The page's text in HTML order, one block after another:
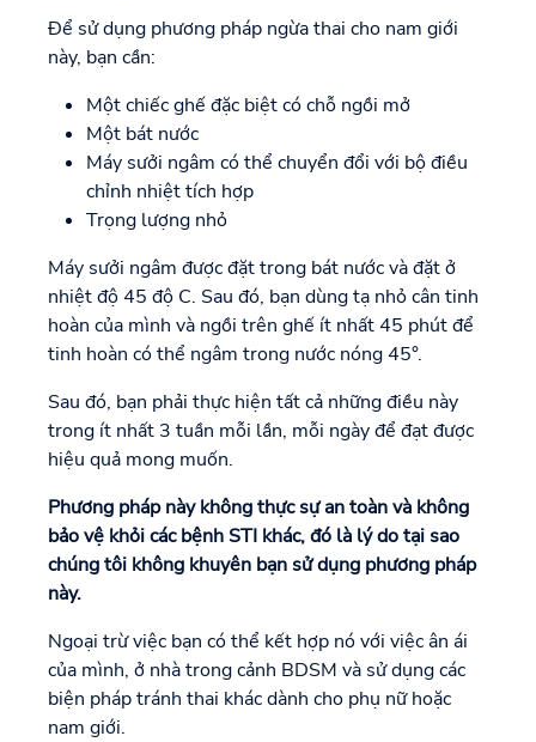
Để sử dụng phương pháp ngừa thai cho nam giới
này, bạn cần:
Một chiếc ghế đặc biệt có chỗ ngồi mở
Một bát nước
Máy sưởi ngâm có thể chuyển đổi với bộ điều
chỉnh nhiệt tích hợp
Trọng lượng nhỏ
Máy sưởi ngâm được đặt trong bát nước và đặt ở
nhiệt độ 45 độ C. Sau đó, bạn dùng tạ nhỏ cân tinh
hoàn của mình và ngồi trên ghế ít nhất 45 phút để
tinh hoàn có thể ngâm trong nước nóng 45°.
Sau đó, bạn phải thực hiện tất cả những điều này
trong ít nhất 3 tuần mỗi lần, mỗi ngày để đạt được
hiệu quả mong muốn.
Phương pháp này không thực sự an toàn và không
bảo vệ khỏi các bệnh STI khác, đó là lý do tại sao
chúng tôi không khuyên bạn sử dụng phương pháp
này.
Ngoại trừ việc bạn có thể kết hợp nó với việc ân ái
của mình, ở nhà trong cảnh BDSM và sử dụng các
biện pháp tránh thai khác dành cho phụ nữ hoặc
nam giới.